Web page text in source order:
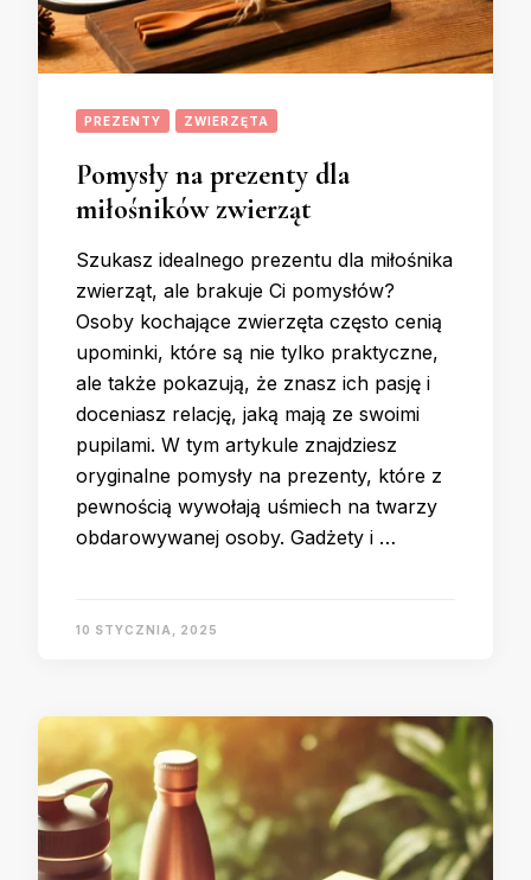
PREZENTY ZWIERZĘTA
Pomysły na prezenty dla
miłośników zwierząt
Szukasz idealnego prezentu dla miłośnika
zwierząt, ale brakuje Ci pomysłów?
Osoby kochające zwierzęta często cenią
upominki, które są nie tylko praktyczne,
ale także pokazują, że znasz ich pasję i
doceniasz relację, jaką mają ze swoimi
pupilami. W tym artykule znajdziesz
oryginalne pomysły na prezenty, które z
pewnością wywołają uśmiech na twarzy
obdarowywanej osoby. Gadżety i …
10 STYCZNIA, 2025